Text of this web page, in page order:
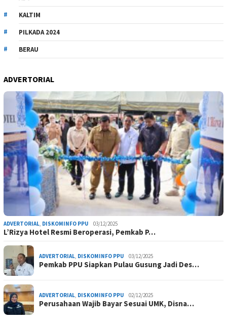
KALTIM
PILKADA 2024
BERAU
ADVERTORIAL
ADVERTORIAL, DISKOMINFO PPU 03/12/2025
L’Rizya Hotel Resmi Beroperasi, Pemkab P…
ADVERTORIAL, DISKOMINFO PPU 03/12/2025
Pemkab PPU Siapkan Pulau Gusung Jadi Des…
ADVERTORIAL, DISKOMINFO PPU 02/12/2025
Perusahaan Wajib Bayar Sesuai UMK, Disna…